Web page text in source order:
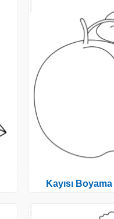
Kayısı